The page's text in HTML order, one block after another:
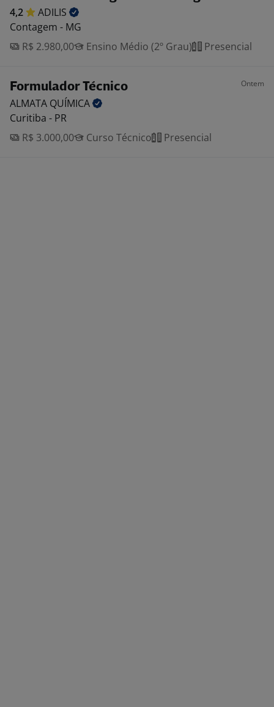
4,2
ADILIS
Contagem - MG
R$ 2.980,00
Ensino Médio (2º Grau) Presencial
Formulador Técnico Ontem
ALMATA QUÍMICA
Curitiba - PR
R$ 3.000,00
Curso Técnico Presencial